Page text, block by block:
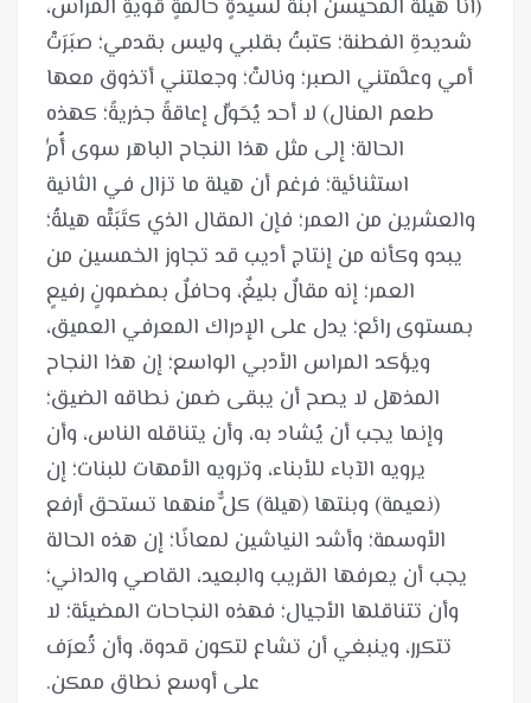
(أنا هيلة المحيسن ابنةٌ لسيدةٍ حالمةٍ قويةِ المراس،
شديدةِ الفطنة؛ كتبتُ بقلبي وليس بقدمي؛ صبَرَتْ
أمي وعلَّمتني الصبر؛ ونالتْ؛ وجعلتني أتذوق معها
طعم المنال) لا أحد يُحَوِّل إعاقةً جذريةً؛ كهذه
الحالة؛ إلى مثل هذا النجاح الباهر سوى أُمٍّ
استثنائية؛ فرغم أن هيلة ما تزال في الثانية
والعشرين من العمر؛ فإن المقال الذي كتَبَتْه هيلةُ؛
يبدو وكأنه من إنتاج أديب قد تجاوز الخمسين من
العمر؛ إنه مقالٌ بليغٌ، وحافلٌ بمضمونٍ رفيعٍ
بمستوى رائع؛ يدل على الإدراك المعرفي العميق،
ويؤكد المراس الأدبي الواسع؛ إن هذا النجاح
المذهل لا يصح أن يبقى ضمن نطاقه الضيق؛
وإنما يجب أن يُشاد به، وأن يتناقله الناس، وأن
يرويه الآباء للأبناء، وترويه الأمهات للبنات؛ إن
(نعيمة) وبنتها (هيلة) كلٌّ منهما تستحق أرفع
الأوسمة؛ وأشد النياشين لمعانًا؛ إن هذه الحالة
يجب أن يعرفها القريب والبعيد، القاصي والداني؛
وأن تتناقلها الأجيال؛ فهذه النجاحات المضيئة؛ لا
تتكرر، وينبغي أن تشاع لتكون قدوة، وأن تُعرَف
على أوسع نطاق ممكن.